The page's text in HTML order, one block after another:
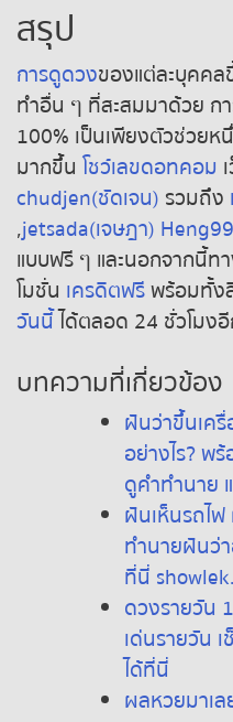
สรุป
การดูดวงของแต่ละบุคคล
ทำอื่น ๆ ที่สะสมมาด้วย ก
100% เป็นเพียงตัวช่วยห
มากขึ้น โชว์เลขดอทคอม
chudjen(ชัดเจน) รวมถึง
,jetsada(เจษฎา)
แบบฟรี ๆ และนอกจากนี้ท
โมชั่น เครดิตฟรีพร้อมทั้ง
วันนี้ได้ตลอด 24 ชั่วโมง
บทความที่เกี่ยวข้อง
ฝันว่าขึ้นเค
อย่างไร? พ
ดูคำทำนาย
ฝันเห็นรถไ
ทำนายฝันว่า
ที่นี่
ดวงรายวัน
เด่นรายวัน
ได้ที่นี่
ผลหวยมาเ